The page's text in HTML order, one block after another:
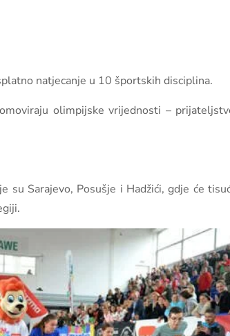
natjecanje u 10 športskih disciplina.
olimpijske vrijednosti –
su Sarajevo, Posušje i Hadžići, gdje će